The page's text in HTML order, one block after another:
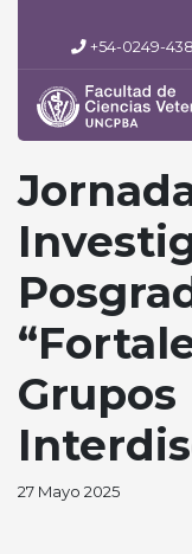
+54-0249-
Grupos
27 Mayo 2025